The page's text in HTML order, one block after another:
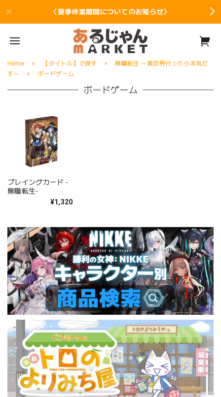
〈夏季休業期間についてのお知らせ〉
Home 【タイトル】で探す
無職転生 ～異世界行ったら本気だ
す～
ボードゲーム
ボードゲーム
プレイングカード -
無職転生-
¥1,320